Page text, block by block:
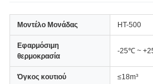
Μοντέλο Μονάδας HT-500
Εφαρμόσιμη
θερμοκρασία
-25℃ ~
Όγκος κουτιού ≤18m³